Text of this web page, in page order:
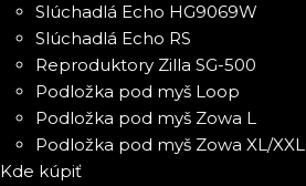
Slúchadlá Echo HG9069W
Slúchadlá Echo RS
Reproduktory Zilla SG-500
Podložka pod myš Loop
Podložka pod myš Zowa L
Podložka pod myš Zowa XL/XXL
Kde kúpiť